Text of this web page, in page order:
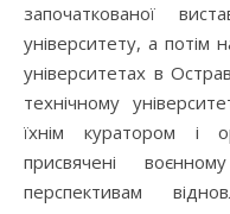
започаткованої
університету, а потім
університетах в
технічному
їхнім куратором і
присвячені
перспективам